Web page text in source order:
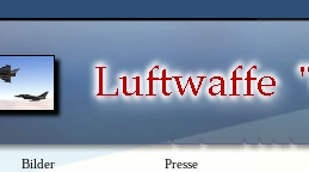
Bilder Presse